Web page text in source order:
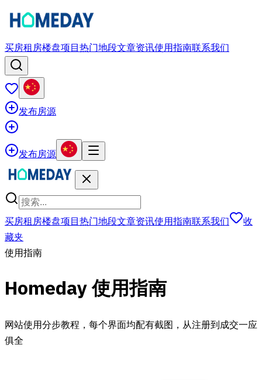
买房租房楼盘项目热门地段文章资讯使用指南联系我们
发布房源
发布房源
买房租房楼盘项目热门地段文章资讯使用指南联系我们
收
藏夹
使用指南
Homeday 使用指南
网站使用分步教程，每个界面均配有截图，从注册到成交一应
俱全